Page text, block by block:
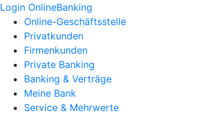
Login OnlineBanking
Online-Geschäftsstelle
Privatkunden
Firmenkunden
Private Banking
Banking & Verträge
Meine Bank
Service & Mehrwerte